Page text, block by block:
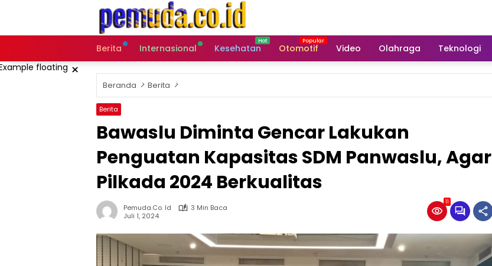
Berita
Internasional Kesehatan Otomotif Video Olahraga Teknologi
×
Beranda Berita
Berita
Bawaslu Diminta Gencar Lakukan
Penguatan Kapasitas SDM Panwaslu, Agar
Pilkada 2024 Berkualitas
Pemuda.co. Id
3 Min Baca
Juli 1, 2024
11